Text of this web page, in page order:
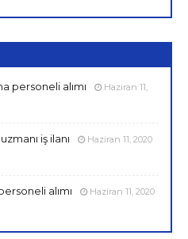
personeli alımı
Haziran 11,
iş ilanı Haziran 11, 2020
alımı Haziran 11, 2020